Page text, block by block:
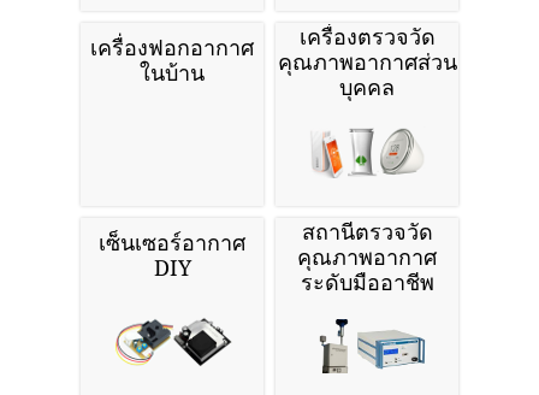
เครื่องฟอกอากาศ
ในบ้าน
เครื่องตรวจวัด
คุณภาพอากาศส่วน
บุคคล
เซ็นเซอร์อากาศ
DIY
สถานีตรวจวัด
คุณภาพอากาศ
ระดับมืออาชีพ